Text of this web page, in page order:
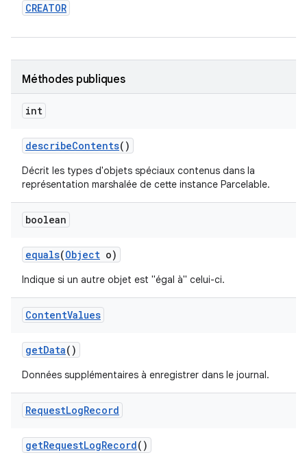
CREATOR
Méthodes publiques
int
describeContents()
Décrit les types d'objets spéciaux contenus dans la
représentation marshalée de cette instance Parcelable.
boolean
equals(Object o)
Indique si un autre objet est "égal à" celui-ci.
ContentValues
getData()
Données supplémentaires à enregistrer dans le journal.
RequestLogRecord
getRequestLogRecord()